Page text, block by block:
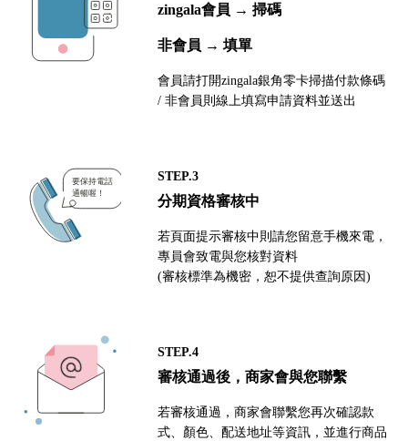
zingala會員 → 掃碼
非會員 → 填單
會員請打開zingala銀角零卡掃描付款條碼
/ 非會員則線上填寫申請資料並送出
STEP.3
分期資格審核中
若頁面提示審核中則請您留意手機來電，
專員會致電與您核對資料
(審核標準為機密，恕不提供查詢原因)
STEP.4
審核通過後，商家會與您聯繫
若審核通過，商家會聯繫您再次確認款
式、顏色、配送地址等資訊，並進行商品